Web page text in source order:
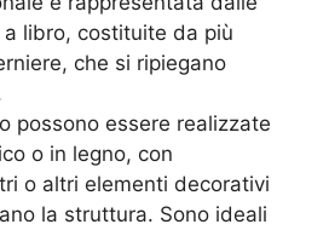
libro, costituite da più
che si ripiegano
possono essere realizzate
o in legno, con
o altri elementi decorativi
la struttura. Sono ideali